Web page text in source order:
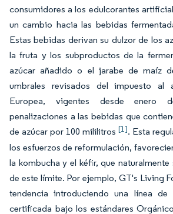
consumidores a los edulcorantes
un cambio hacia las bebidas
Estas bebidas derivan su dulzor de los
la fruta y los subproductos de la
azúcar añadido o el jarabe de maíz
umbrales revisados del impuesto al
Europea, vigentes desde enero
penalizaciones a las bebidas que
de azúcar por 100 mililitros [1]. Esta
los esfuerzos de reformulación,
la kombucha y el kéfir, que
de este límite. Por ejemplo, GT's Living
tendencia introduciendo una línea de
certificada bajo los estándares